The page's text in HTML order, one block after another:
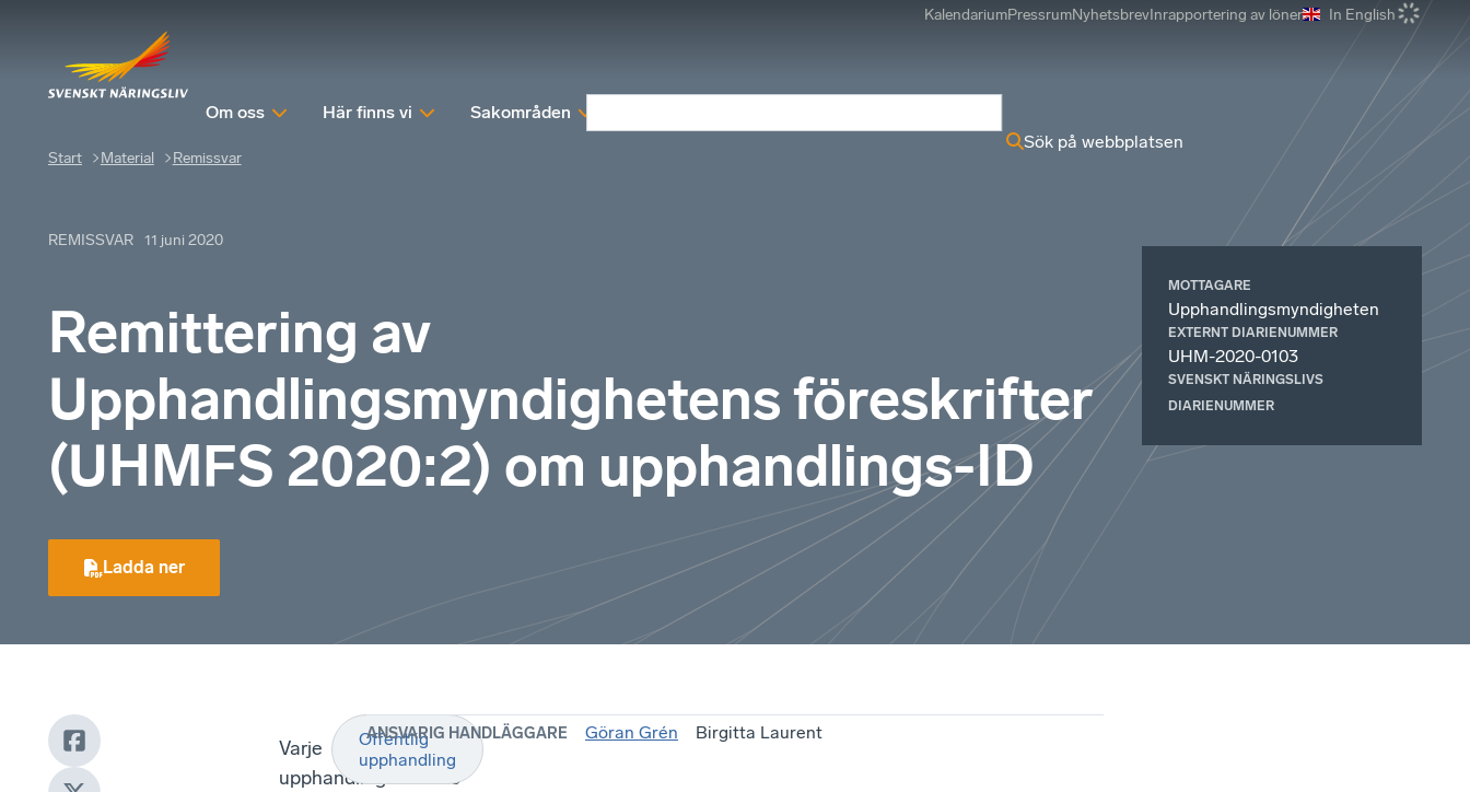
KalendariumPressrumNyhetsbrevInrapportering av löner In English
Om oss Här finns vi Sakområden
Sök på webbplatsen
Start Material Remissvar
REMISSVAR 11 juni 2020
Remittering av
Upphandlingsmyndighetens föreskrifter
(UHMFS 2020:2) om upphandlings-ID
Ladda ner
MOTTAGARE
Upphandlingsmyndigheten
EXTERNT DIARIENUMMER
UHM-2020-0103
SVENSKT NÄRINGSLIVS
DIARIENUMMER
Varje
upphandlingsannons
Offentlig
upphandling
ANSVARIG HANDLÄGGARE Göran Grén Birgitta Laurent